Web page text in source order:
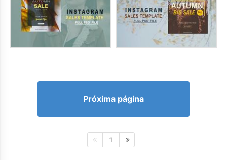
Próxima página
1